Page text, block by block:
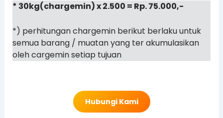
* 30kg(chargemin) x 2.500 = Rp. 75.000,-
*) perhitungan chargemin berikut berlaku untuk
semua barang / muatan yang ter akumulasikan
oleh cargemin setiap tujuan
Hubungi Kami